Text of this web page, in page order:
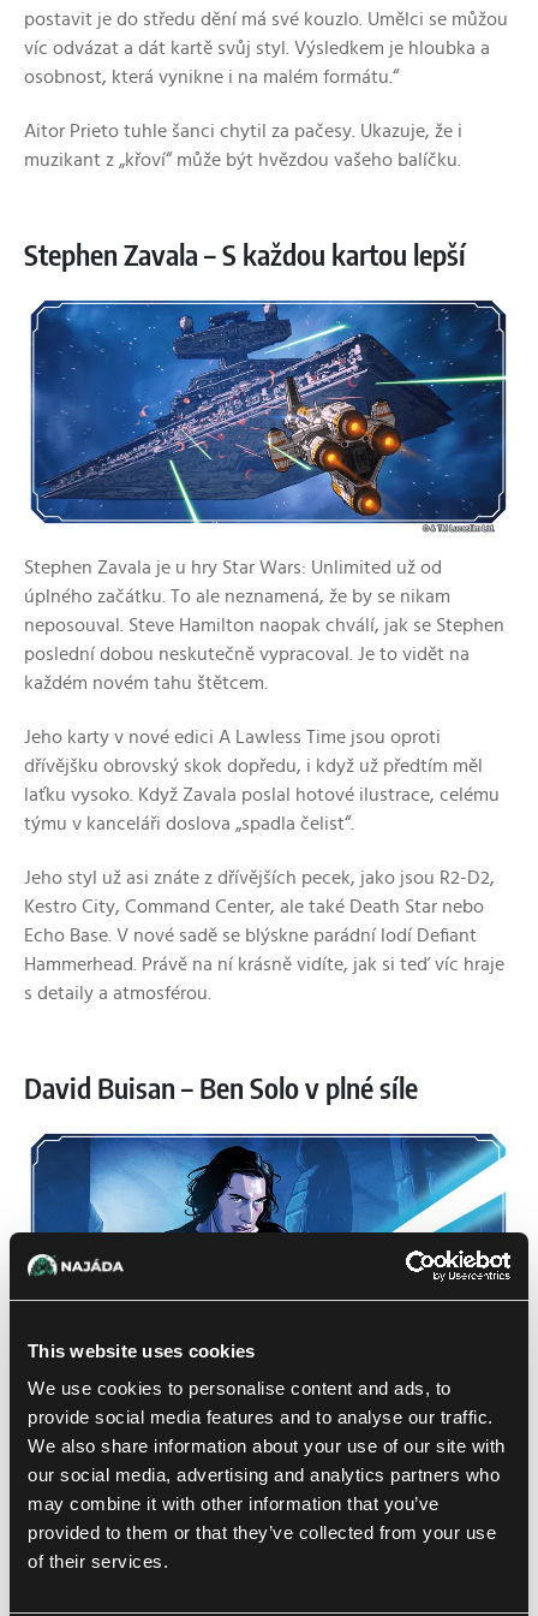
This website uses cookies
We use cookies to personalise content and ads, to
provide social media features and to analyse our traffic.
We also share information about your use of our site with
our social media, advertising and analytics partners who
may combine it with other information that you’ve
provided to them or that they’ve collected from your use
of their services.
postavit je do středu dění má své kouzlo. Umělci se můžou
víc odvázat a dát kartě svůj styl. Výsledkem je hloubka a
osobnost, která vynikne i na malém formátu.“
Aitor Prieto tuhle šanci chytil za pačesy. Ukazuje, že i
muzikant z „křoví“ může být hvězdou vašeho balíčku.
Stephen Zavala – S každou kartou lepší
Stephen Zavala je u hry Star Wars: Unlimited už od
úplného začátku. To ale neznamená, že by se nikam
neposouval. Steve Hamilton naopak chválí, jak se Stephen
poslední dobou neskutečně vypracoval. Je to vidět na
každém novém tahu štětcem.
Jeho karty v nové edici A Lawless Time jsou oproti
dřívějšku obrovský skok dopředu, i když už předtím měl
laťku vysoko. Když Zavala poslal hotové ilustrace, celému
týmu v kanceláři doslova „spadla čelist“.
Jeho styl už asi znáte z dřívějších pecek, jako jsou R2-D2,
Kestro City, Command Center, ale také Death Star nebo
Echo Base. V nové sadě se blýskne parádní lodí Defiant
Hammerhead. Právě na ní krásně vidíte, jak si teď víc hraje
s detaily a atmosférou.
David Buisan – Ben Solo v plné síle
Mezi stálé autory Star Wars: Unlimited patří i ilustrátor
David Buisan z Barcelony. Pokud svět Star Wars sledujete
podrobněji, jeho styl možná poznáte. Kreslil třeba pro
knižní sérii Adventures in Wild Space nebo komiksovou
sbírku Boba Fett: Black, White & Red.
V sadě A Lawless Time dostal Buisan na starost postavu,